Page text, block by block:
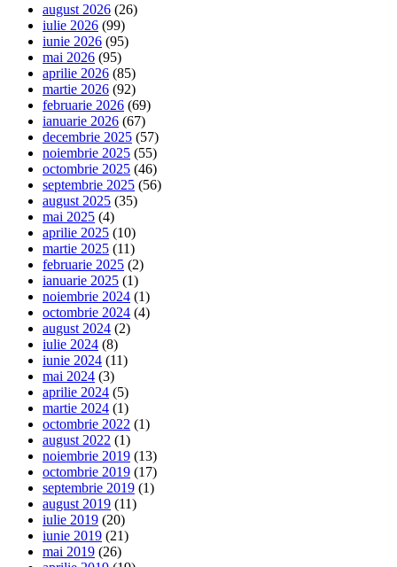
august 2026 (26)
iulie 2026 (99)
iunie 2026 (95)
mai 2026 (95)
aprilie 2026 (85)
martie 2026 (92)
februarie 2026 (69)
ianuarie 2026 (67)
decembrie 2025 (57)
noiembrie 2025 (55)
octombrie 2025 (46)
septembrie 2025 (56)
august 2025 (35)
mai 2025 (4)
aprilie 2025 (10)
martie 2025 (11)
februarie 2025 (2)
ianuarie 2025 (1)
noiembrie 2024 (1)
octombrie 2024 (4)
august 2024 (2)
iulie 2024 (8)
iunie 2024 (11)
mai 2024 (3)
aprilie 2024 (5)
martie 2024 (1)
octombrie 2022 (1)
august 2022 (1)
noiembrie 2019 (13)
octombrie 2019 (17)
septembrie 2019 (1)
august 2019 (11)
iulie 2019 (20)
iunie 2019 (21)
mai 2019 (26)